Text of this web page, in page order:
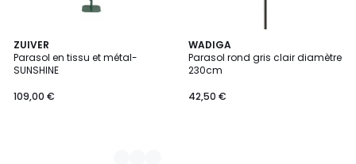
ZUIVER
Parasol en tissu et métal-
SUNSHINE
109,00 €
2
Couleurs
WADIGA
Parasol rond gris clair diamètre
230cm
42,50 €